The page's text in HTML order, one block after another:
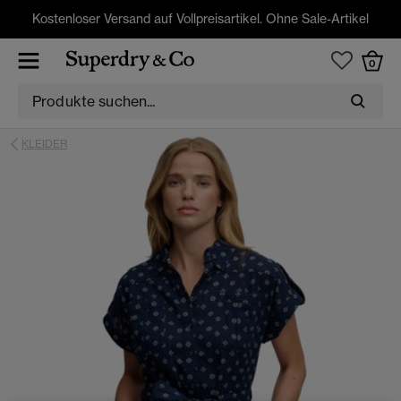
Kostenloser Versand auf Vollpreisartikel. Ohne Sale-Artikel
0
KLEIDER